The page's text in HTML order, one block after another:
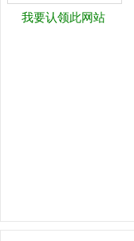
我要认领此网站